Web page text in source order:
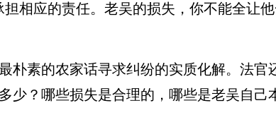
应的责任。老吴的损失，你不能全让他
素的农家话寻求纠纷的实质化解。法官
少？哪些损失是合理的，哪些是老吴自己